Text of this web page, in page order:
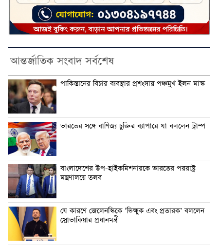
আন্তর্জাতিক সংবাদ সর্বশেষ
পাকিস্তানের বিচার ব্যবস্থার প্রশংসায় পঞ্চমুখ ইলন মাস্ক
ভারতের সঙ্গে বাণিজ্য চুক্তির ব্যাপারে যা বললেন ট্রাম্প
বাংলাদেশের উপ-হাইকমিশনারকে ভারতের পররাষ্ট্র
মন্ত্রণালয়ে তলব
যে কারণে জেলেনস্কিকে ‘ভিক্ষুক এবং প্রতারক’ বললেন
স্লোভাকিয়ার প্রধানমন্ত্রী